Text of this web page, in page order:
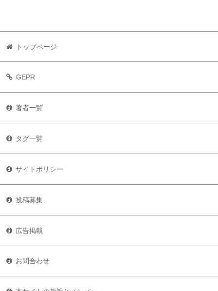
トップページ
GEPR
著者一覧
タグ一覧
サイトポリシー
投稿募集
広告掲載
お問合わせ